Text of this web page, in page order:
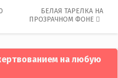
БЕЛАЯ ТАРЕЛКА НА
ПРОЗРАЧНОМ ФОНЕ
на любую